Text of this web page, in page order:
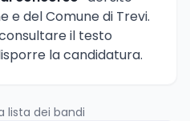
e del Comune di Trevi.
il testo
la candidatura.
lista dei bandi